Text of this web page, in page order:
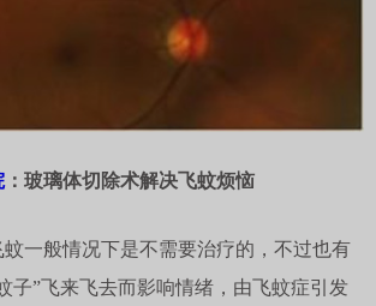
：玻璃体切除术解决飞蚊烦恼
般情况下是不需要治疗的，不过也有
子”飞来飞去而影响情绪，由飞蚊症引发